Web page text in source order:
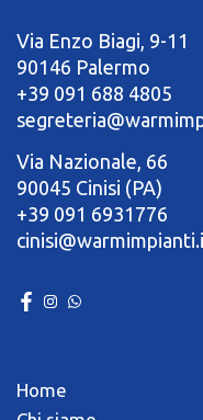
Via Enzo Biagi, 9-11
90146 Palermo
+39 091 688 4805
Via Nazionale, 66
90045 Cinisi (PA)
+39 091 6931776
Home